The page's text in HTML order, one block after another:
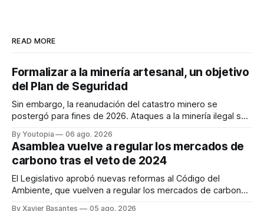
READ MORE
Formalizar a la minería artesanal, un objetivo
del Plan de Seguridad
Sin embargo, la reanudación del catastro minero se
postergó para fines de 2026. Ataques a la minería ilegal se
By Youtopia 06 ago. 2026
Asamblea vuelve a regular los mercados de
carbono tras el veto de 2024
El Legislativo aprobó nuevas reformas al Código del
Ambiente, que vuelven a regular los mercados de carbono,
By Xavier Basantes 05 ago. 2026